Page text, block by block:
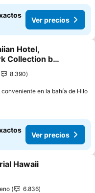
Ver precios
a favoritos
Hotel,
Collection by
8.390
en la bahía de Hilo
Ver precios
a favoritos
Hawaii
6.836